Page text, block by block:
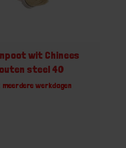
wit Chinees
steel 40
werkdagen